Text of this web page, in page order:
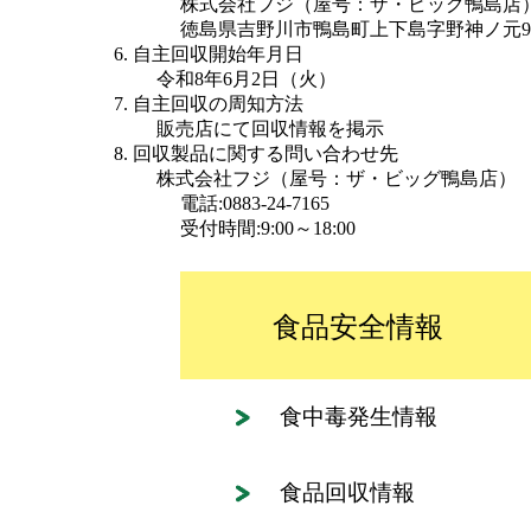
株式会社フジ（屋号：ザ・ビッグ鴨島店
徳島県吉野川市鴨島町上下島字野神ノ元
自主回収開始年月日
令和8年6月2日（火）
自主回収の周知方法
販売店にて回収情報を掲示
回収製品に関する問い合わせ先
株式会社フジ（屋号：ザ・ビッグ鴨島店）
電話:0883-24-7165
受付時間:9:00～18:00
食品安全情報
食中毒発生情報
食品回収情報